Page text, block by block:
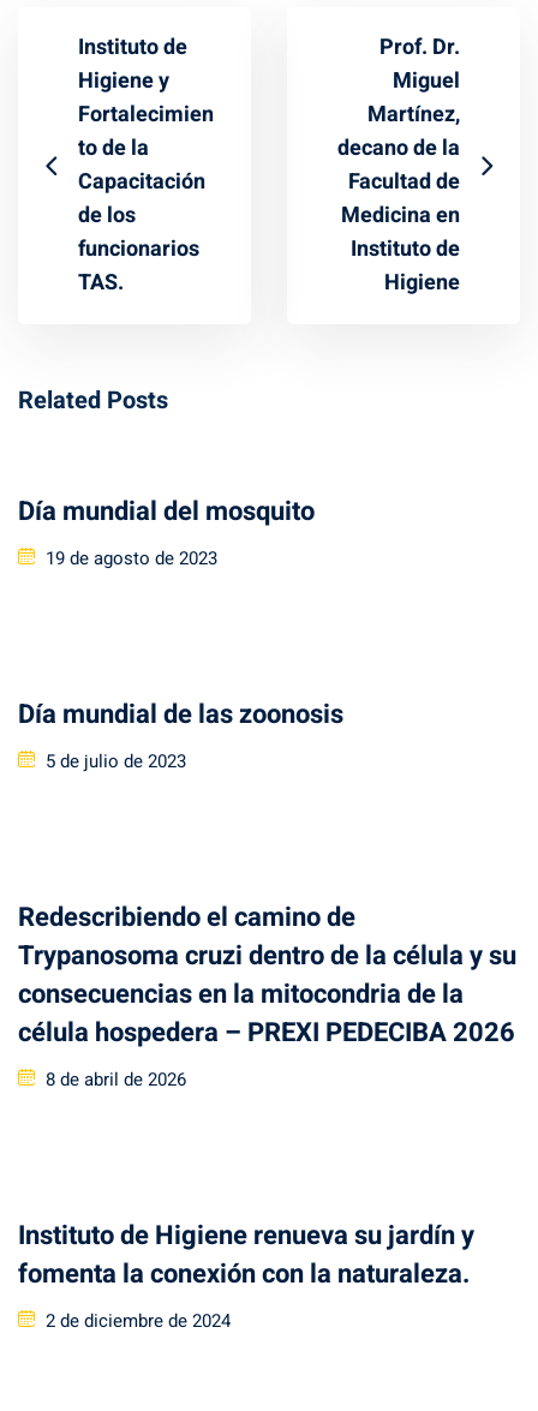
Instituto de
Higiene y
Fortalecimien
to de la
Capacitación
de los
funcionarios
TAS.
Prof. Dr.
Miguel
Martínez,
decano de la
Facultad de
Medicina en
Instituto de
Higiene
Related Posts
Día mundial del mosquito
Posted
19 de agosto de 2023
Día mundial de las zoonosis
Posted
5 de julio de 2023
Redescribiendo el camino de
Trypanosoma cruzi dentro de la célula y su
consecuencias en la mitocondria de la
célula hospedera – PREXI PEDECIBA 2026
Posted
8 de abril de 2026
Instituto de Higiene renueva su jardín y
fomenta la conexión con la naturaleza.
Posted
2 de diciembre de 2024